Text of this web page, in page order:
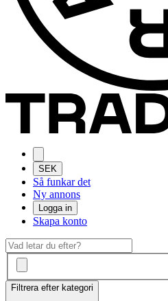
SEK
Så funkar det
Ny annons
Logga in
Skapa konto
Filtrera efter kategori